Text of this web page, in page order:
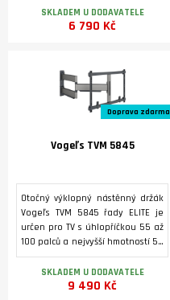
od stěny až do vzdálenosti 56 cm
a rotaci ve svislé ose +/- 90°.
televizorem je ve sklopené
poloze pouze 4 cm.
SKLADEM U DODAVATELE
6 790 Kč
Doprava zdarma
Vogeľs TVM 5845
Otočný výklopný nástěnný držák
Vogeľs TVM 5845 řady ELITE je
určen pro TV s úhlopříčkou 55 až
100 palců a nejvyšší hmotností 55
kg. Umožňuje odsazení televizoru
od stěny až do vzdálenosti 74 cm
a rotaci ve svislé ose +/- 90°.
SKLADEM U DODAVATELE
9 490 Kč